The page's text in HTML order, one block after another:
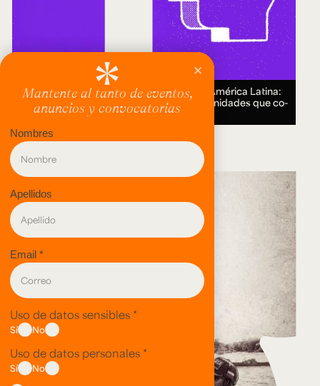
Encuentro Humanidades Digitales en América Latina:
genealogías, conocimiento abierto y comunidades que co-
crean.18 AUG 2026.
evento